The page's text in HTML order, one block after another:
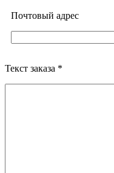
Почтовый адреc
Текст заказа *